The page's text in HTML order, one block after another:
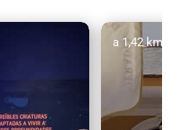
a 1,42 km